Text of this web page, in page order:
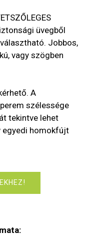
üvegből
Jobbos,
vagy szögben
A
szélessége
tekintve lehet
egyedi homokfújt